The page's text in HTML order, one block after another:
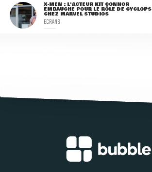
X-MEN : L'ACTEUR KIT CONNOR
EMBAUCHÉ POUR LE RÔLE DE CYCLOPS
CHEZ MARVEL STUDIOS
ECRANS